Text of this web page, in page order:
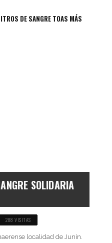
DE SANGRE TOAS MÁS
SOLIDARIA
288 VISITAS
localidad de Junín.